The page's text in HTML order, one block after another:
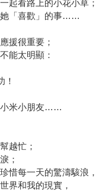
起看路上的小花小草；
她「喜歡」的事……
援很重要；
能太明顯：
！
小米小朋友……
越忙；
；
惜每一天的驚濤駭浪，
界和我的現實，